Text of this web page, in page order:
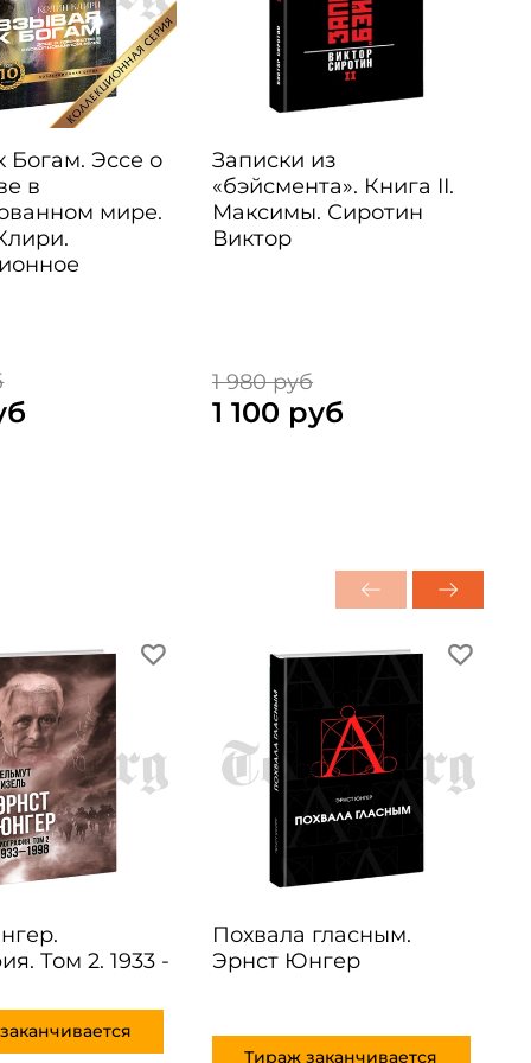
Богам. Эссе о
в
мире.
Записки из
«бэйсмента». Книга II.
Максимы. Сиротин
Виктор
1 980 руб
1 100 руб
Том 2. 1933 -
Похвала гласным.
Эрнст Юнгер
Тираж заканчивается